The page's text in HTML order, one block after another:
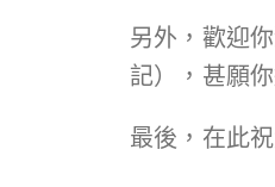
另外，歡迎
記），甚願
最後，在此